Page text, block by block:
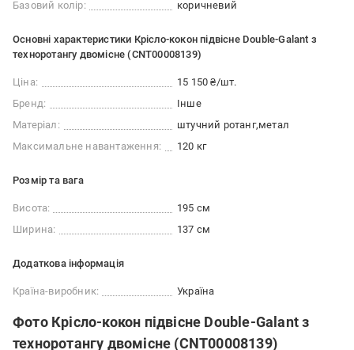
Базовий колір:
коричневий
Основні характеристики Крісло-кокон підвісне Double-Galant з
техноротангу двомісне (CNT00008139)
Ціна:
15 150 ₴/шт.
Бренд:
Інше
Матеріал:
штучний ротанг метал
Максимальне навантаження:
120 кг
Розмір та вага
Висота:
195 см
Ширина:
137 см
Додаткова інформація
Країна-виробник: Україна
Фото Крісло-кокон підвісне Double-Galant з
техноротангу двомісне (CNT00008139)